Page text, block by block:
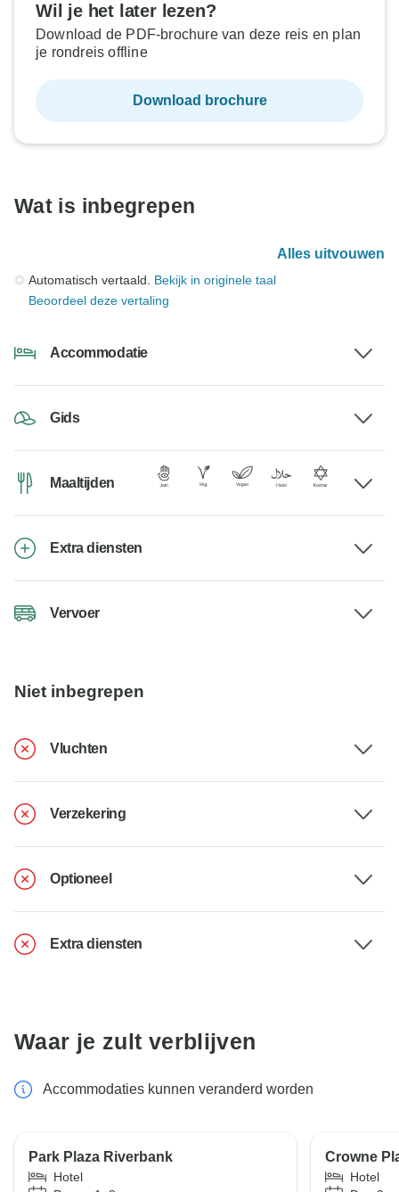
Wil je het later lezen?
Download de PDF-brochure van deze reis en plan
je rondreis offline
Download brochure
Wat is inbegrepen
Alles uitvouwen
Automatisch vertaald. Bekijk in originele taal
Beoordeel deze vertaling
Accommodatie
Gids
Maaltijden
Extra diensten
Vervoer
Niet inbegrepen
Vluchten
Verzekering
Optioneel
Extra diensten
Waar je zult verblijven
Accommodaties kunnen veranderd worden
Park Plaza Riverbank
Hotel
Crowne
Hotel